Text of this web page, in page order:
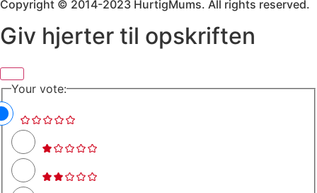
Copyright © 2014-2023 HurtigMums. All rights reserved.
Giv hjerter til opskriften
Your vote: